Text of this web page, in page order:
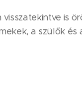
visszatekintve is
a szülők